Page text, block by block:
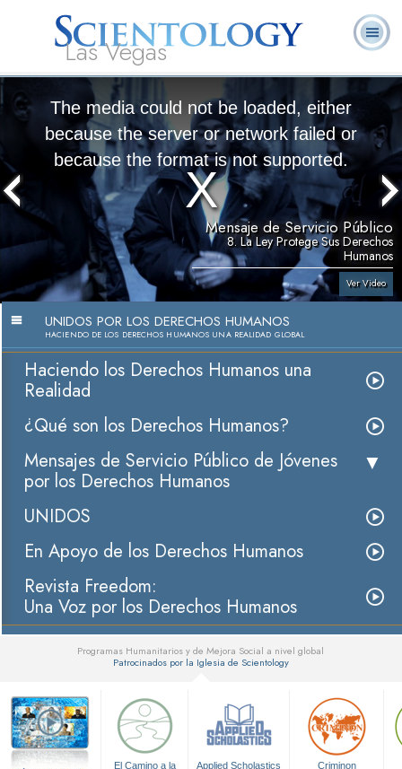
Las Vegas
Nosotros
L. Ronald
Hubbard
Frecuentes
Libros
The media could not be loaded, either
because the server or network failed or
because the format is not supported.
Mensaje de Servicio Público
8. La Ley Protege Sus Derechos
Humanos
Ver Video
UNIDOS POR LOS DERECHOS HUMANOS
HACIENDO DE LOS DERECHOS HUMANOS UNA REALIDAD GLOBAL
Haciendo los Derechos Humanos una
Realidad
¿Qué son los Derechos Humanos?
Mensajes de Servicio Público de Jóvenes
por los Derechos Humanos
UNIDOS
En Apoyo de los Derechos Humanos
Revista Freedom:
Una Voz por los Derechos Humanos
Programas Humanitarios y de Mejora Social a nivel global
Patrocinados por la Iglesia de Scientology
El Camino a la
Applied Scholastics Criminon